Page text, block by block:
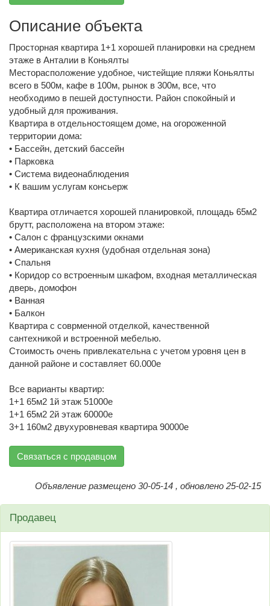
Описание объекта
Просторная квартира 1+1 хорошей планировки на среднем
этаже в Анталии в Коньялты
Месторасположение удобное, чистейщие пляжи Коньялты
всего в 500м, кафе в 100м, рынок в 300м, все, что
необходимо в пешей доступности. Район спокойный и
удобный для проживания.
Квартира в отдельностоящем доме, на огороженной
территории дома:
• Бассейн, детский бассейн
• Парковка
• Система видеонаблюдения
• К вашим услугам консьерж
Квартира отличается хорошей планировкой, площадь 65м2
брутт, расположена на втором этаже:
• Салон с французскими окнами
• Американская кухня (удобная отдельная зона)
• Спальня
• Коридор со встроенным шкафом, входная металлическая
дверь, домофон
• Ванная
• Балкон
Квартира с соврменной отделкой, качественной
сантехникой и встроенной мебелью.
Стоимость очень привлекательна с учетом уровня цен в
данной районе и составляет 60.000е
Все варианты квартир:
1+1 65м2 1й этаж 51000е
1+1 65м2 2й этаж 60000е
3+1 160м2 двухуровневая квартира 90000е
Связаться с продавцом
Объявление размещено 30-05-14 , обновлено 25-02-15
Продавец